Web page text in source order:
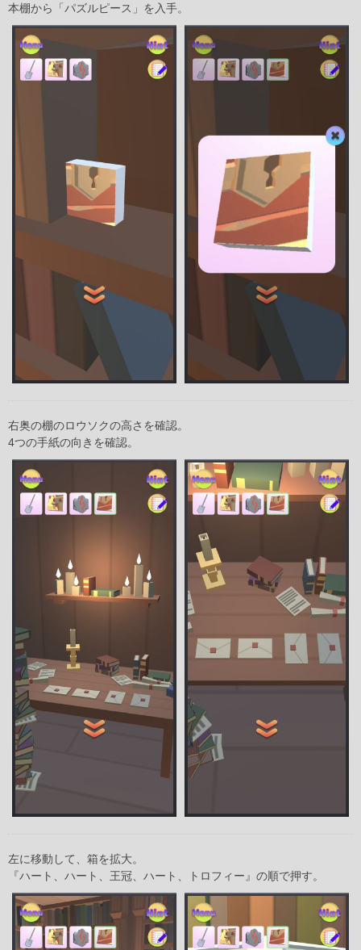
本棚から「パズルピース」を入手。
右奥の棚のロウソクの高さを確認。
4つの手紙の向きを確認。
左に移動して、箱を拡大。
『ハート、ハート、王冠、ハート、トロフィー』の順で押す。